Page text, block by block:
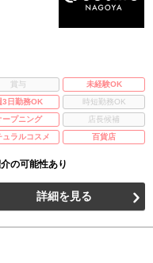
賞与
未経験OK
3日勤務OK
時短勤務OK
ープニング
店長候補
ュラルコスメ 百貨店
の可能性あり
詳細を見る